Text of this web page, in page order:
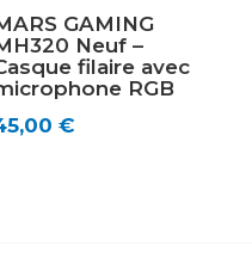
GAMING
Neuf –
filaire avec
RGB
€